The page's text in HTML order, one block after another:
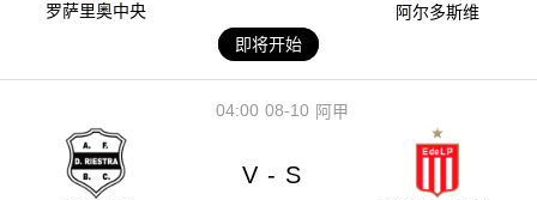
罗萨里奥中央
阿尔多斯维
即将开始
08-10
04:00 阿甲
V - S